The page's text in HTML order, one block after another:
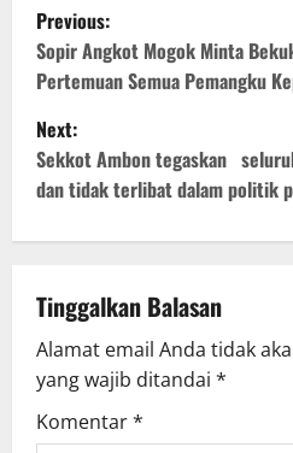
P
o
s
t
n
v
i
g
Previous:
Sopir Angkot Mogok Minta
Pertemuan Semua Pemangku
Next:
Sekkot Ambon tegaskan
dan tidak terlibat dalam politik
Tinggalkan Balasan
Alamat email Anda tidak
yang wajib ditandai *
Komentar*